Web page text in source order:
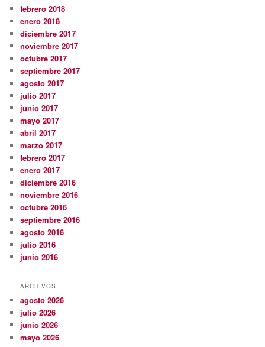
febrero 2018
enero 2018
diciembre 2017
noviembre 2017
octubre 2017
septiembre 2017
agosto 2017
julio 2017
junio 2017
mayo 2017
abril 2017
marzo 2017
febrero 2017
enero 2017
diciembre 2016
noviembre 2016
octubre 2016
septiembre 2016
agosto 2016
julio 2016
junio 2016
ARCHIVOS
agosto 2026
julio 2026
junio 2026
mayo 2026